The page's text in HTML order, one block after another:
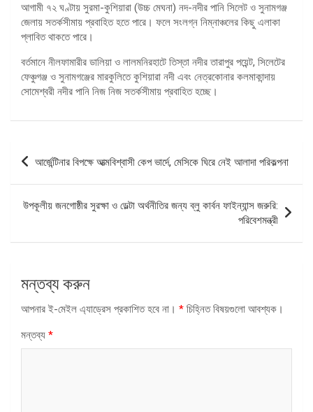
আগামী ৭২ ঘণ্টায় সুরমা-কুশিয়ারা (উচ্চ মেঘনা) নদ-নদীর পানি সিলেট ও সুনামগঞ্জ
জেলায় সতর্কসীমায় প্রবাহিত হতে পারে। ফলে সংলগ্ন নিম্নাঞ্চলের কিছু এলাকা
প্লাবিত থাকতে পারে।
বর্তমানে নীলফামারীর ডালিয়া ও লালমনিরহাটে তিস্তা নদীর তারাপুর পয়েন্ট, সিলেটের
ফেঞ্চুগঞ্জ ও সুনামগঞ্জের মারকুলিতে কুশিয়ারা নদী এবং নেত্রকোনার কলমাকান্দায়
সোমেশ্বরী নদীর পানি নিজ নিজ সতর্কসীমায় প্রবাহিত হচ্ছে।
পোস্ট
ন্যাভিগেশন
আর্জেন্টিনার বিপক্ষে আত্মবিশ্বাসী কেপ ভার্দে, মেসিকে ঘিরে নেই আলাদা পরিকল্পনা
উপকূলীয় জনগোষ্ঠীর সুরক্ষা ও ডেল্টা অর্থনীতির জন্য ব্লু কার্বন ফাইন্যান্স জরুরি:
পরিবেশমন্ত্রী
মন্তব্য করুন
আপনার ই-মেইল এ্যাড্রেস প্রকাশিত হবে না। * চিহ্নিত বিষয়গুলো আবশ্যক।
মন্তব্য *